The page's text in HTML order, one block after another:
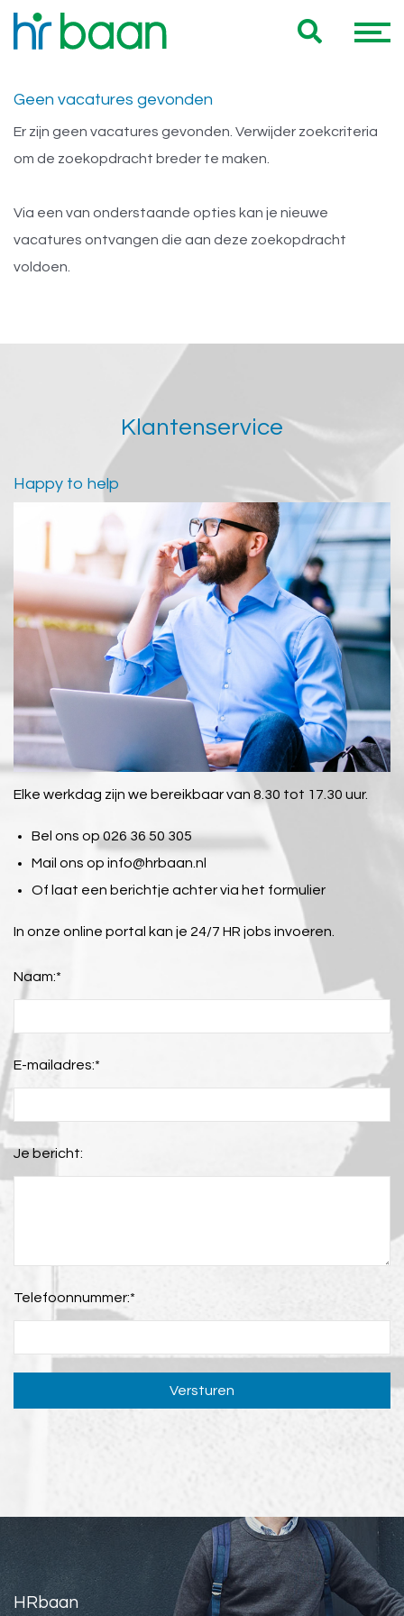
Onze 0 HR jobs voor jou
Geen vacatures gevonden
Er zijn geen vacatures gevonden. Verwijder zoekcriteria
om de zoekopdracht breder te maken.
Via een van onderstaande opties kan je nieuwe
vacatures ontvangen die aan deze zoekopdracht
voldoen.
Klantenservice
Happy to help
Elke werkdag zijn we bereikbaar van 8.30 tot 17.30 uur.
Bel ons op 026 36 50 305
Mail ons op info@hrbaan.nl
Of laat een berichtje achter via het formulier
In onze online portal kan je 24/7 HR jobs invoeren.
Naam:*
E-mailadres:*
Je bericht:
Telefoonnummer:*
Versturen
HRbaan